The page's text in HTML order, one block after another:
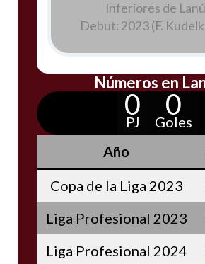
Inferiores de
Debut: 2023 (F.
Números en
0
PJ
0
Goles
Año
Copa de la Liga 2023
Liga Profesional 2023
Liga Profesional 2024